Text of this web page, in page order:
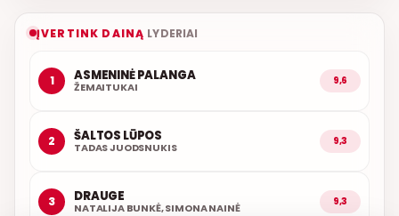
ĮVERTINK DAINĄ LYDERIAI
1 ASMENINĖ PALANGA
ŽEMAITUKAI 9,6
2 ŠALTOS LŪPOS
TADAS JUODSNUKIS 9,3
3 DRAUGE
NATALIJA BUNKĖ, SIMONA NAINĖ 9,3